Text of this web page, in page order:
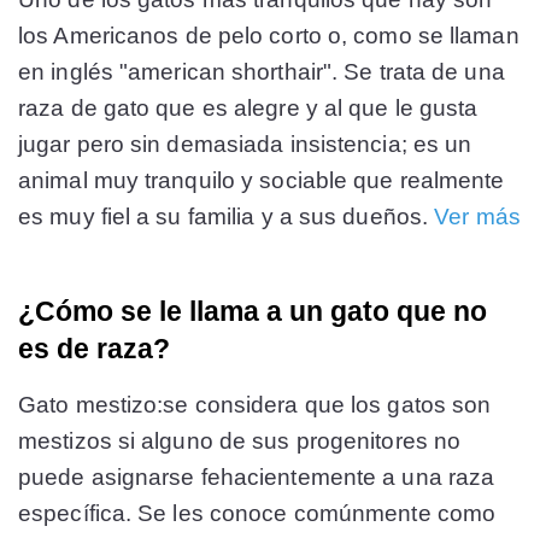
los Americanos de pelo corto o, como se llaman
en inglés "american shorthair". Se trata de una
raza de gato que es alegre y al que le gusta
jugar pero sin demasiada insistencia; es un
animal muy tranquilo y sociable que realmente
es muy fiel a su familia y a sus dueños.Ver más
¿Cómo se le llama a un gato que no
es de raza?
Gato mestizo:se considera que los gatos son
mestizos si alguno de sus progenitores no
puede asignarse fehacientemente a una raza
específica. Se les conoce comúnmente como